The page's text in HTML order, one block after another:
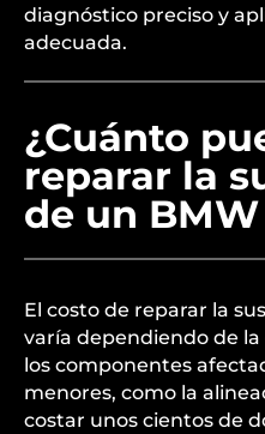
diagnóstico preciso y
adecuada.
¿Cuánto
reparar la
de un BMW
El costo de reparar la
varía dependiendo de
los componentes
menores, como la
costar unos cientos de